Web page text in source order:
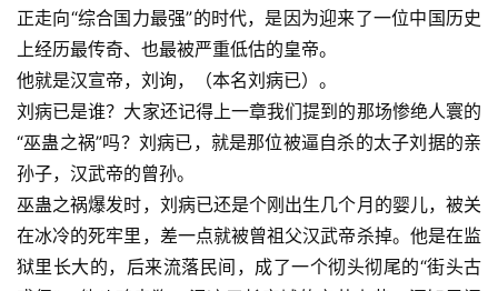
正走向“综合国力最强”的时代，是因为迎来了一位中国历史
上经历最传奇、也最被严重低估的皇帝。
他就是汉宣帝，刘询，（本名刘病已）。
刘病已是谁？大家还记得上一章我们提到的那场惨绝人寰的
“巫蛊之祸”吗？刘病已，就是那位被逼自杀的太子刘据的亲
孙子，汉武帝的曾孙。
巫蛊之祸爆发时，刘病已还是个刚出生几个月的婴儿，被关
在冰冷的死牢里，差一点就被曾祖父汉武帝杀掉。他是在监
狱里长大的，后来流落民间，成了一个彻头彻尾的“街头古